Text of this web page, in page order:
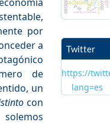
por
a
de
un
con
inclusión
paz
semefoprotección
trabajo
sistema pensionario
cuerpo
Twitter
https://
lang=es